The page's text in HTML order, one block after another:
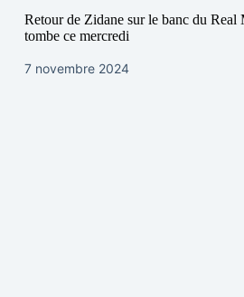
Retour de Zidane sur le banc du Real
tombe ce mercredi
7 novembre 2024